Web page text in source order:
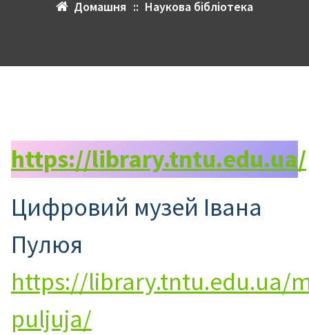
Домашня :: Наукова бібліотека
https://library.tntu.edu.ua/
Цифровий музей Івана
Пулюя
https://library.tntu.edu.ua/
puljuja/